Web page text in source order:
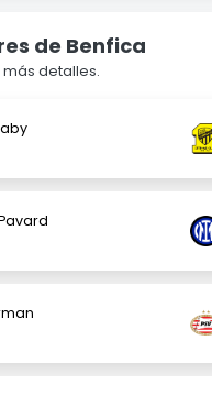
de Benfica
detalles.